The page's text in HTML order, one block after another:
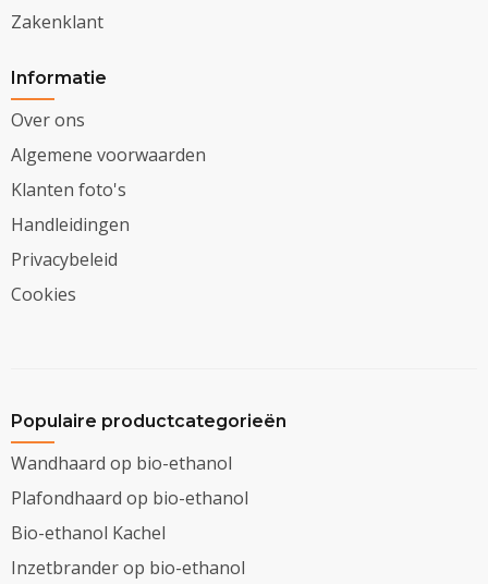
Zakenklant
Informatie
Over ons
Algemene voorwaarden
Klanten foto's
Handleidingen
Privacybeleid
Cookies
Populaire productcategorieën
Wandhaard op bio-ethanol
Plafondhaard op bio-ethanol
Bio-ethanol Kachel
Inzetbrander op bio-ethanol